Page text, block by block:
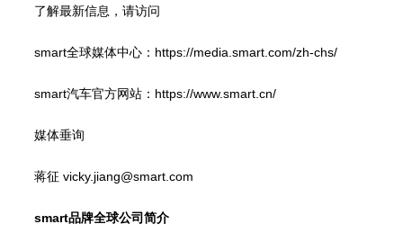
了解最新信息，请访问
smart全球媒体中心：https://media.smart.com/zh-chs/
smart汽车官方网站：https://www.smart.cn/
媒体垂询
蒋征 vicky.jiang@smart.com
smart品牌全球公司简介